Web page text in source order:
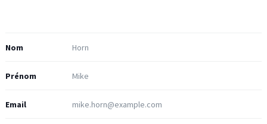
Nom
Prénom
Email